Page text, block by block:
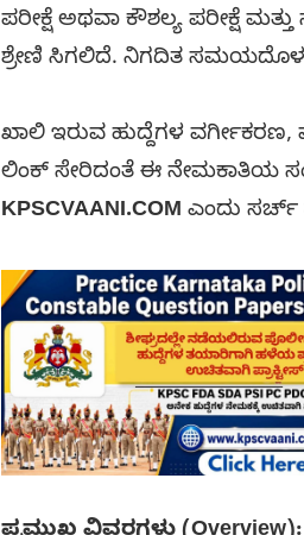
ಪರೀಕ್ಷೆ ಅಥವಾ ಕೌಶಲ್ಯ ಪರೀಕ್ಷೆ
ಶ್ರೇಣಿ ಸಿಗಲಿದೆ. ನಿಗದಿತ
ಖಾಲಿ ಇರುವ ಹುದ್ದೆಗಳ
ಲಿಂಕ್ ಸೇರಿದಂತೆ ಈ ನೇಮಕಾತಿಯ
KPSCVAANI.COM ಎಂದು ಸರ್ಚ್